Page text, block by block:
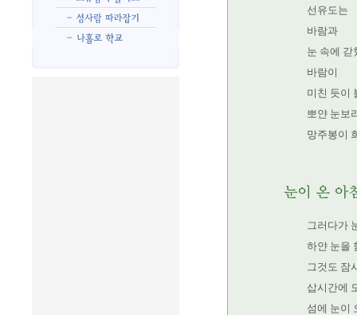
선유도는
바람과
눈 속에 갇
바람이
미친 듯이
뽀얀 눈보
망주봉이
그러다가
하얀 눈을
그것도 잠
삽시간에
섬에 눈이